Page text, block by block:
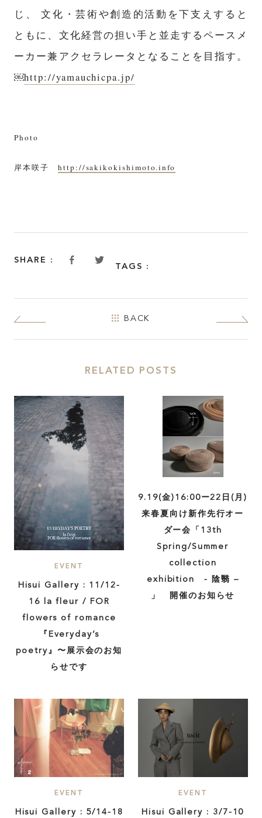
じ、 文化・芸術や創造的活動を下支えすると
ともに、文化経営の担い手と並走するペースメ
ーカー兼アクセラレータとなることを目指す。
￼http://yamauchicpa.jp/
Photo
岸本咲子http://sakikokishimoto.info
SHARE :
TAGS :
BACK
RELATED POSTS
EVENT
Hisui Gallery : 11/12-
16 la fleur / FOR
flowers of romance
『Everyday’s
poetry』〜展示会のお知
らせです
9.19(金)16:00ー22日(月)
来春夏向け新作先行オー
ダー会「13th
Spring/Summer
collection
exhibition - 陰翳 –
」 開催のお知らせ
EVENT
Hisui Gallery : 5/14-18
EVENT
Hisui Gallery : 3/7-10